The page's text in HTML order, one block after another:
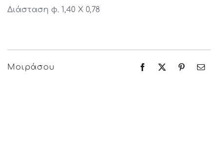
Διάσταση φ. 1,40 Χ 0,78
Μοιράσου